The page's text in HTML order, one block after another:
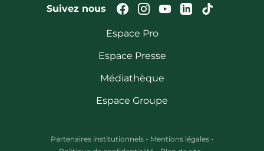
Suivez nous Suivez-nous sur
Suivez-nous sur
Suivez-nous
Suivez-Suivez-
Espace Pro
Espace Presse
Médiathèque
Espace Groupe
Partenaires institutionnels - Mentions légales -